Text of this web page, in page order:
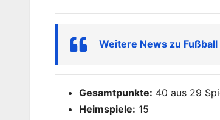
Weitere News zu
Gesamtpunkte: 40 aus 29
Heimspiele: 15